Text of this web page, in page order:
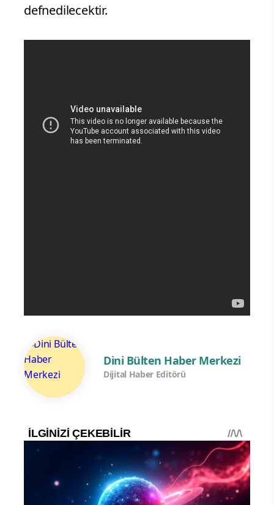
defnedilecektir.
Dini Bülten Haber Merkezi
Dijital Haber Editörü